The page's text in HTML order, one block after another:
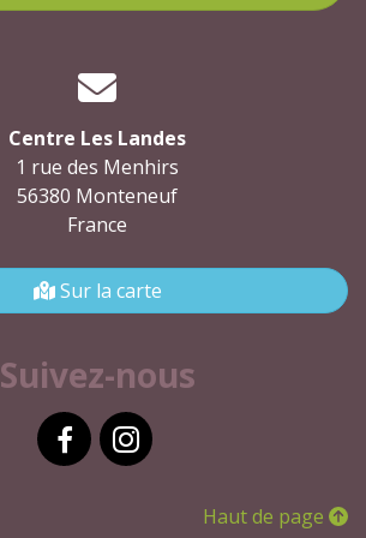
Centre Les Landes
1 rue des Menhirs
56380 Monteneuf
France
Sur la carte
Suivez-nous
Haut de page